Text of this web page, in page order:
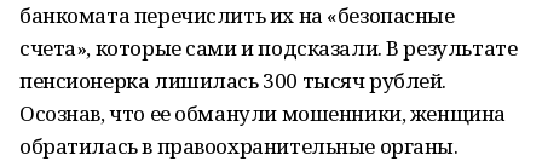
банкомата перечислить их на «безопасные
счета», которые сами и подсказали. В результате
пенсионерка лишилась 300 тысяч рублей.
Осознав, что ее обманули мошенники, женщина
обратилась в правоохранительные органы.